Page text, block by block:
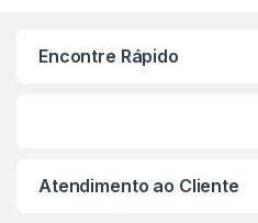
Encontre Rápido
Atendimento ao Cliente